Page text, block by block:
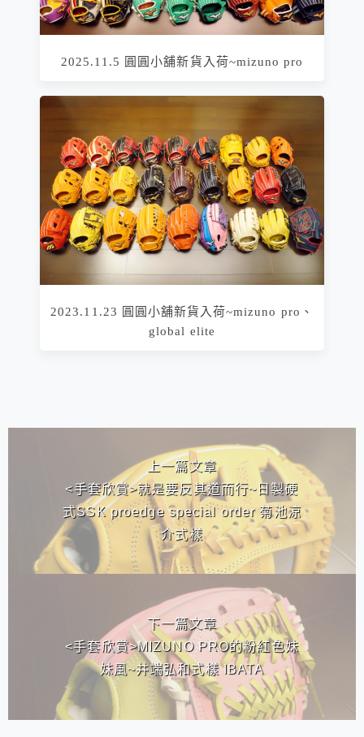
2025.11.5 圓圓小舖新貨入荷~mizuno pro
2023.11.23 圓圓小舖新貨入荷~mizuno pro、
global elite
上一篇文章
<手套欣賞>就是要反其道而行~日製硬
式SSK proedge special order 菊池涼
介式樣
下一篇文章
<手套欣賞>MIZUNO PRO的粉紅色妹
妹風~井端弘和式樣 IBATA